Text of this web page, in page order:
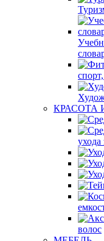
КРАСОТА
ухода
волос